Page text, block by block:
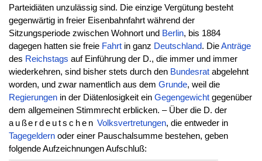
Parteidiäten unzulässig sind. Die einzige Vergütung besteht
gegenwärtig in freier Eisenbahnfahrt während der
Sitzungsperiode zwischen Wohnort und Berlin, bis 1884
dagegen hatten sie freie Fahrtin ganz Deutschland. DieAnträge
des Reichstags auf Einführung der D., die immer und immer
wiederkehren, sind bisher stets durch den Bundesratabgelehnt
worden, und zwar namentlich aus dem Grunde, weil die
Regierungenin der Diätenlosigkeit ein Gegengewichtgegenüber
dem allgemeinen Stimmrecht erblicken. – Über die D. der
außerdeutschen Volksvertretungen, die entweder in
Tagegeldernoder einer Pauschalsumme bestehen, geben
folgende Aufzeichnungen Aufschluß: